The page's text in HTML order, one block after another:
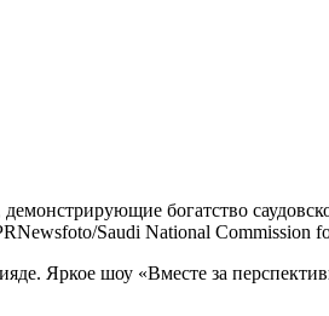
богатство
Saudi National Commission
Яркое шоу «Вместе за